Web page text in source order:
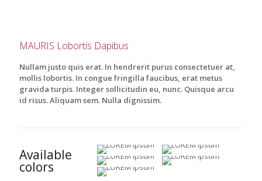
MAURIS Lobortis Dapibus
Nullam justo quis erat. In hendrerit purus consectetuer at,
mollis lobortis. In congue fringilla faucibus, erat metus
gravida turpis. Integer sollicitudin eu, nunc. Quisque arcu
id risus. Aliquam sem. Nulla dignissim.
Available
colors